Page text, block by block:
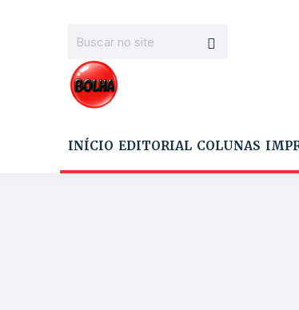
INÍCIO EDITORIAL COLUNAS